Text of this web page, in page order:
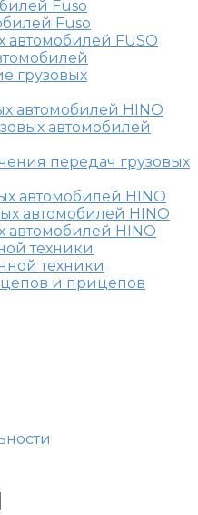
Fuso
Fuso
автомобилей FUSO
грузовых
автомобилей HINO
автомобилей
передач грузовых
автомобилей HINO
автомобилей HINO
автомобилей HINO
техники
техники
и прицепов